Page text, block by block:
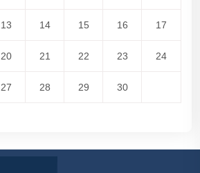
13 14 15 16 17
20 21 22 23 24
27 28 29 30